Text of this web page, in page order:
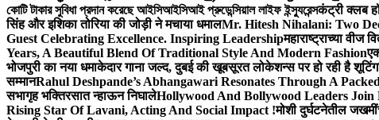
কোটি টাকার সুবিধা প্রদান করেছে আইসিআইসিআই প্রুডেন্সিয়াল লাইফ ইন্স্যুরেন্সकंट्री क्लब
सिंह और इशिका तोरिया की जोड़ी ने मचाया धमालMr. Hitesh Nihalani: Two
Guest Celebrating Excellence. Inspiring Leadershipमहाराष्ट्राच्या वीज
Years, A Beautiful Blend Of Traditional Style And Modern Fashion
भोजपुरी का नया धमाकेदार गाना जल्द, दुबई की खूबसूरत लोकेशन्स पर हो रही है शूटिंग
सम्मानRahul Deshpande’s Abhangawari Resonates Through A
सभागृह भक्तिरसात न्हाऊन निघालेHollywood And Bollywood Leaders
Rising Star Of Lavani, Acting And Social Impact !मोशी दुर्घटनेतील